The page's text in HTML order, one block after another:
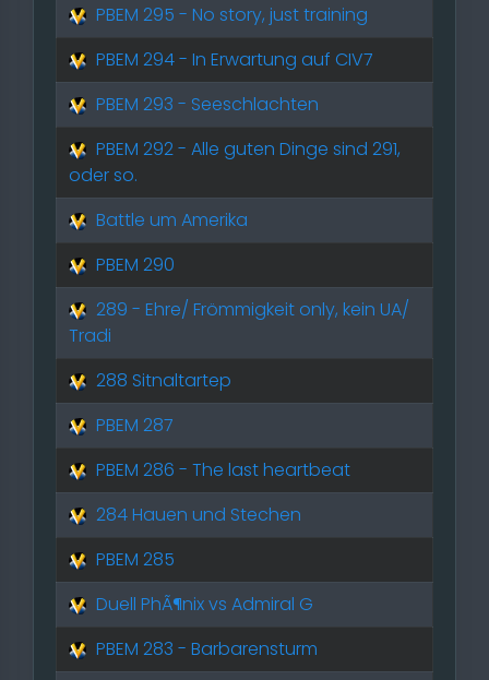
PBEM 295 - No story, just training
PBEM 294 - In Erwartung auf CIV7
PBEM 293 - Seeschlachten
PBEM 292 - Alle guten Dinge sind 291,
oder so.
Battle um Amerika
PBEM 290
289 - Ehre/ Frömmigkeit only, kein UA/
Tradi
288 Sitnaltartep
PBEM 287
PBEM 286 - The last heartbeat
284 Hauen und Stechen
PBEM 285
Duell PhÃ¶nix vs Admiral G
PBEM 283 - Barbarensturm